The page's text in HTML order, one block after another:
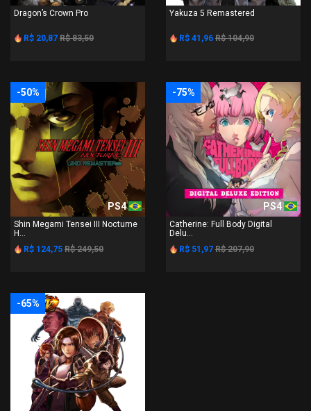
Dragon’s Crown Pro
R$ 20,87 R$ 83,50
Yakuza 5 Remastered
R$ 41,96 R$ 104,90
-50%
PS4
Shin Megami Tensei III Nocturne
H...
R$ 124,75 R$ 249,50
-75%
PS4
Catherine: Full Body Digital
Delu...
R$ 51,97 R$ 207,90
-65%